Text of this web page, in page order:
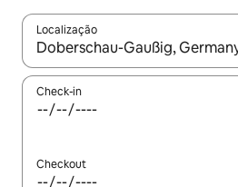
Localização
Quando os resultados estiverem
Check-in
Checkout